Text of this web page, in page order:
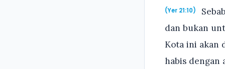
(Yer 21:10)
dan bukan
Kota ini akan
habis dengan